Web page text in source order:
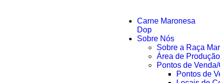
Carne Maronesa
Dop
Sobre Nós
Sobre a Raça
Área de Produção
Pontos de
Pontos de